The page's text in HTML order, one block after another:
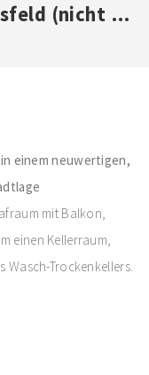
Wohnung zur Miete in Coesfeld (nicht mehr verfügbar)
einem neuwertigen,
mit Balkon,
einen Kellerraum,
Trockenkellers.